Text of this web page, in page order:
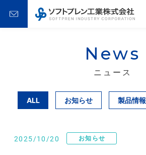
News
ニュース
ALL お知らせ 製品情報
2025/10/20 お知らせ